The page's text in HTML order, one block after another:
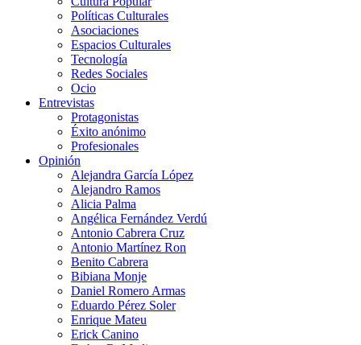
Políticas Culturales
Asociaciones
Espacios Culturales
Tecnología
Redes Sociales
Ocio
Entrevistas
Protagonistas
Éxito anónimo
Profesionales
Opinión
Alejandra García López
Alejandro Ramos
Alicia Palma
Angélica Fernández Verdú
Antonio Cabrera Cruz
Antonio Martínez Ron
Benito Cabrera
Bibiana Monje
Daniel Romero Armas
Eduardo Pérez Soler
Enrique Mateu
Erick Canino